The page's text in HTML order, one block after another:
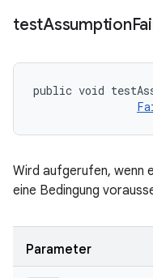
testAssumption
public void
Wird aufgerufen, wenn
eine Bedingung
Parameter